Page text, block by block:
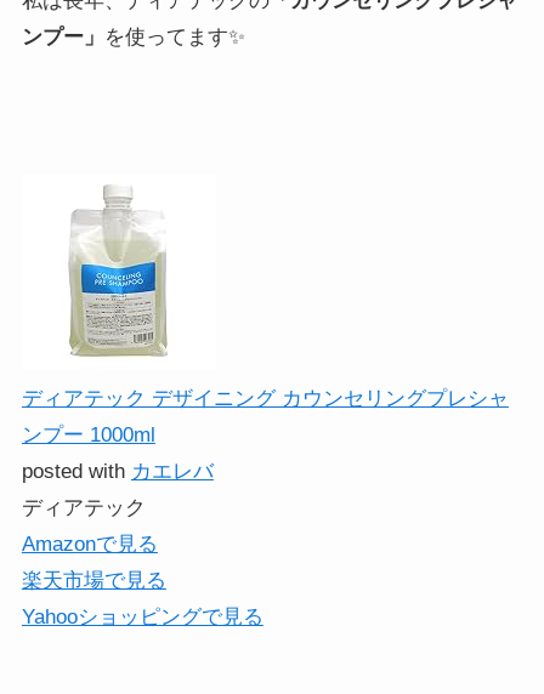
ンプー」 を使ってます✨
ディアテック デザイニング カウンセリングプレシャ
ンプー 1000ml
posted with カエレバ
ディアテック
Amazonで見る
楽天市場で見る
Yahooショッピングで見る